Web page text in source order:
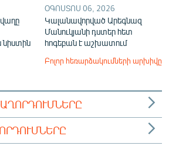
ՕԳՈՍՏՈՍ 06, 2026
Կալանավորված Արեգնազ
Մանուկյանի դստեր հետ
հոգեբան է աշխատում
Բոլոր հեռարձակումների արխիվը